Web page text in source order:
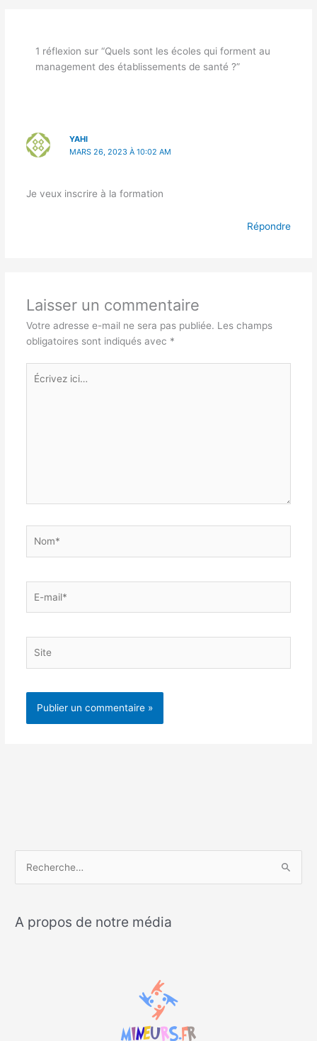
1 réflexion sur “Quels sont les écoles qui forment au
management des établissements de santé ?”
YAHI
MARS 26, 2023 À 10:02 AM
Je veux inscrire à la formation
Répondre
Laisser un commentaire
Votre adresse e-mail ne sera pas publiée. Les champs
obligatoires sont indiqués avec *
Écrivez
ici…
mail*
h
A propos de notre média